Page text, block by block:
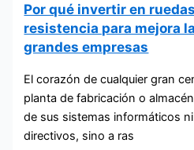
Por qué invertir en
resistencia para mejora
grandes empresas
El corazón de cualquier gran
planta de fabricación o
de sus sistemas informáticos
directivos, sino a ras